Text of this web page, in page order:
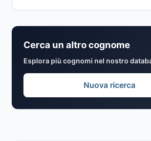
Cerca un altro cognome
Esplora più cognomi nel nostro
Nuova ricerca